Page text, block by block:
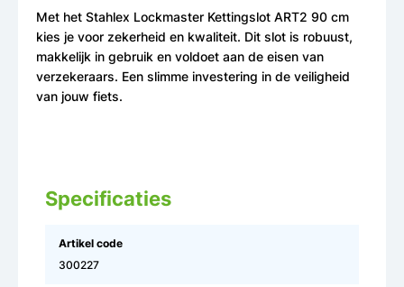
Met het Stahlex Lockmaster Kettingslot ART2 90 cm
kies je voor zekerheid en kwaliteit. Dit slot is robuust,
makkelijk in gebruik en voldoet aan de eisen van
verzekeraars. Een slimme investering in de veiligheid
van jouw fiets.
Specificaties
Artikel code
300227